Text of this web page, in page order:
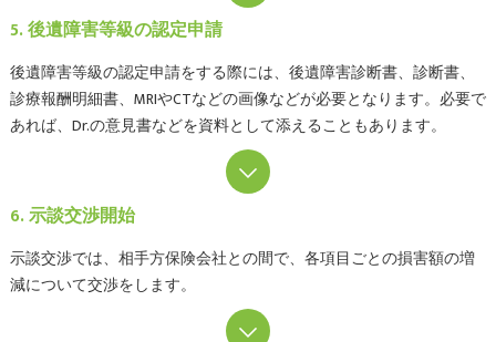
5. 後遺障害等級の認定申請
後遺障害等級の認定申請をする際には、後遺障害診断書、診断書、
診療報酬明細書、MRIやCTなどの画像などが必要となります。必要で
あれば、Dr.の意見書などを資料として添えることもあります。
6. 示談交渉開始
示談交渉では、相手方保険会社との間で、各項目ごとの損害額の増
減について交渉をします。